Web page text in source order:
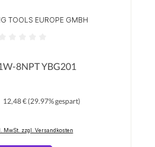
TOOLS EUROPE GMBH
8NPT YBG201
12,48 €(29.97% gespart)
MwSt. zzgl. Versandkosten